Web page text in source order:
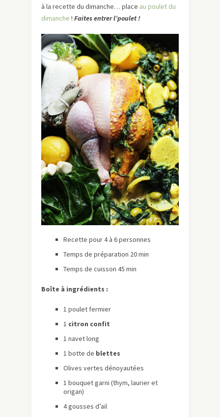
à la recette du dimanche… place au poulet du
dimanche ! Faites entrerl’poulet!
Recette pour 4 à 6 personnes
Temps de préparation 20 min
Temps de cuisson 45 min
Boîte à ingrédients :
1 poulet fermier
1 citron confit
1 navet long
1 botte de blettes
Olives vertes dénoyautées
1 bouquet garni (thym, laurier et
origan)
4 gousses d’ail